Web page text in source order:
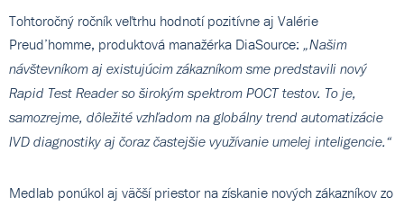
Tohtoročný ročník veľtrhu hodnotí pozitívne aj Valérie
Preud’homme, produktová manažérka DiaSource: „Našim
návštevníkom aj existujúcim zákazníkom sme predstavili nový
Rapid Test Reader so širokým spektrom POCT testov. To je,
samozrejme, dôležité vzhľadom na globálny trend automatizácie
IVD diagnostiky aj čoraz častejšie využívanie umelej inteligencie.“
Medlab ponúkol aj väčší priestor na získanie nových zákazníkov zo